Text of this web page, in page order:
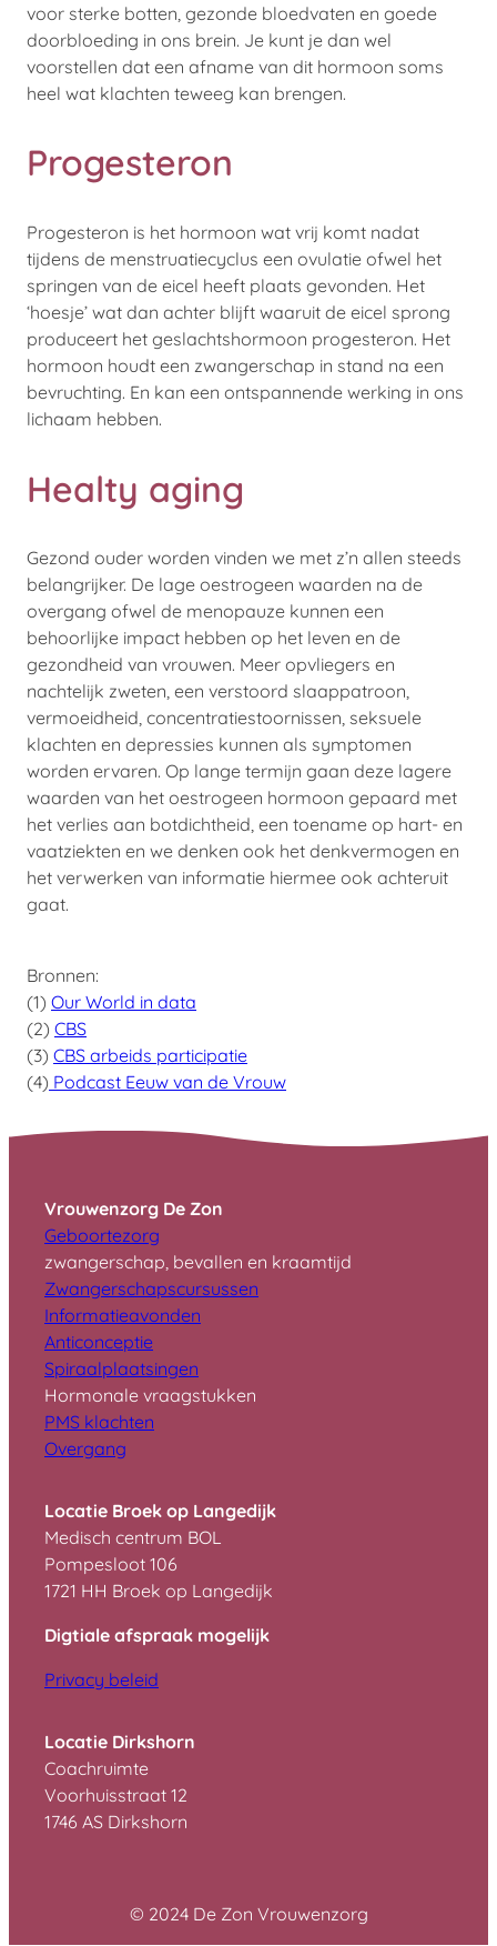
voor sterke botten, gezonde bloedvaten en goede
doorbloeding in ons brein. Je kunt je dan wel
voorstellen dat een afname van dit hormoon soms
heel wat klachten teweeg kan brengen.
Progesteron
Progesteron is het hormoon wat vrij komt nadat
tijdens de menstruatiecyclus een ovulatie ofwel het
springen van de eicel heeft plaats gevonden. Het
‘hoesje’ wat dan achter blijft waaruit de eicel sprong
produceert het geslachtshormoon progesteron. Het
hormoon houdt een zwangerschap in stand na een
bevruchting. En kan een ontspannende werking in ons
lichaam hebben.
Healty aging
Gezond ouder worden vinden we met z’n allen steeds
belangrijker. De lage oestrogeen waarden na de
overgang ofwel de menopauze kunnen een
behoorlijke impact hebben op het leven en de
gezondheid van vrouwen. Meer opvliegers en
nachtelijk zweten, een verstoord slaappatroon,
vermoeidheid, concentratiestoornissen, seksuele
klachten en depressies kunnen als symptomen
worden ervaren. Op lange termijn gaan deze lagere
waarden van het oestrogeen hormoon gepaard met
het verlies aan botdichtheid, een toename op hart- en
vaatziekten en we denken ook het denkvermogen en
het verwerken van informatie hiermee ook achteruit
gaat.
Bronnen:
(1) Our World in data
(2) CBS
(3) CBS arbeids participatie
(4) Podcast Eeuw van de Vrouw
Vrouwenzorg De Zon
Geboortezorg
zwangerschap, bevallen en kraamtijd
Zwangerschapscursussen
Informatieavonden
Anticonceptie
Spiraalplaatsingen
Hormonale vraagstukken
PMS klachten
Overgang
Locatie Broek op Langedijk
Medisch centrum BOL
Pompesloot 106
1721 HH Broek op Langedijk
Digtiale afspraak mogelijk
Privacy beleid
Locatie Dirkshorn
Coachruimte
Voorhuisstraat 12
1746 AS Dirkshorn
© 2024 De Zon Vrouwenzorg